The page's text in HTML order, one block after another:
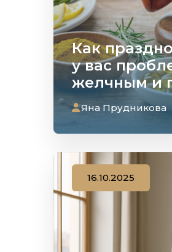
Как
у вас
желчным и
Яна Прудникова
16.10.2025